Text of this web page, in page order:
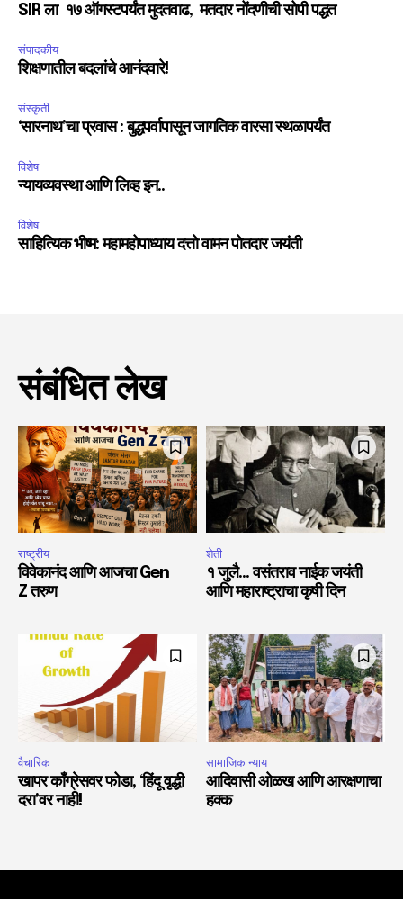
SIR ला १७ ऑगस्टपर्यंत मुदतवाढ, मतदार नोंदणीची सोपी पद्धत
संपादकीय
शिक्षणातील बदलांचे आनंदवारे!
संस्कृती
‘सारनाथ’चा प्रवास : बुद्धपर्वापासून जागतिक वारसा स्थळापर्यंत
विशेष
न्यायव्यवस्था आणि लिव्ह इन..
विशेष
साहित्यिक भीष्म: महामहोपाध्याय दत्तो वामन पोतदार जयंती
संबंधित लेख
राष्ट्रीय
विवेकानंद आणि आजचा Gen
Z तरुण
शेती
१ जुलै… वसंतराव नाईक जयंती
आणि महाराष्ट्राचा कृषी दिन
वैचारिक
खापर काँग्रेसवर फोडा, ‘हिंदू वृद्धी
दरा’वर नाही!
सामाजिक न्याय
आदिवासी ओळख आणि आरक्षणाचा
हक्क